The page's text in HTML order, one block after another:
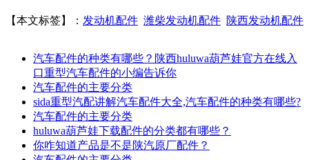
【本文标签】： 发动机配件 潍柴发动机配件 陕西发动机配件
汽车配件的种类有哪些？陕西huluwa葫芦娃官方在线入
口重型汽车配件的小编告诉你
汽车配件的主要分类
sida重型汽配讲解汽车配件大全,汽车配件的种类有哪些?
汽车配件的主要分类
huluwa葫芦娃下载配件的分类都有哪些？
你咋知道产品是不是陕汽原厂配件？